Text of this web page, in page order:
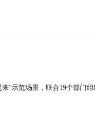
”示范场景，联合19个部门